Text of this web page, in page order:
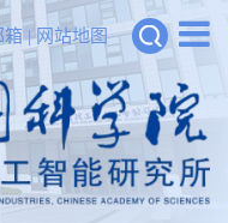
箱|网站地图